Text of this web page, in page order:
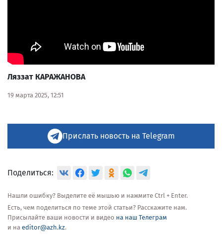
Ляззат КАРАЖАНОВА
19 марта 2025, 12:51
Прислать новость на Telegram
Поделиться:
Нашли ошибку? Выделите её мышью и нажмите Ctrl + Enter.
Есть, чем поделиться по теме этой статьи? Расскажите нам.
Присылайте ваши новости и видео на наш Телеграм
и на editor@azh.kz.